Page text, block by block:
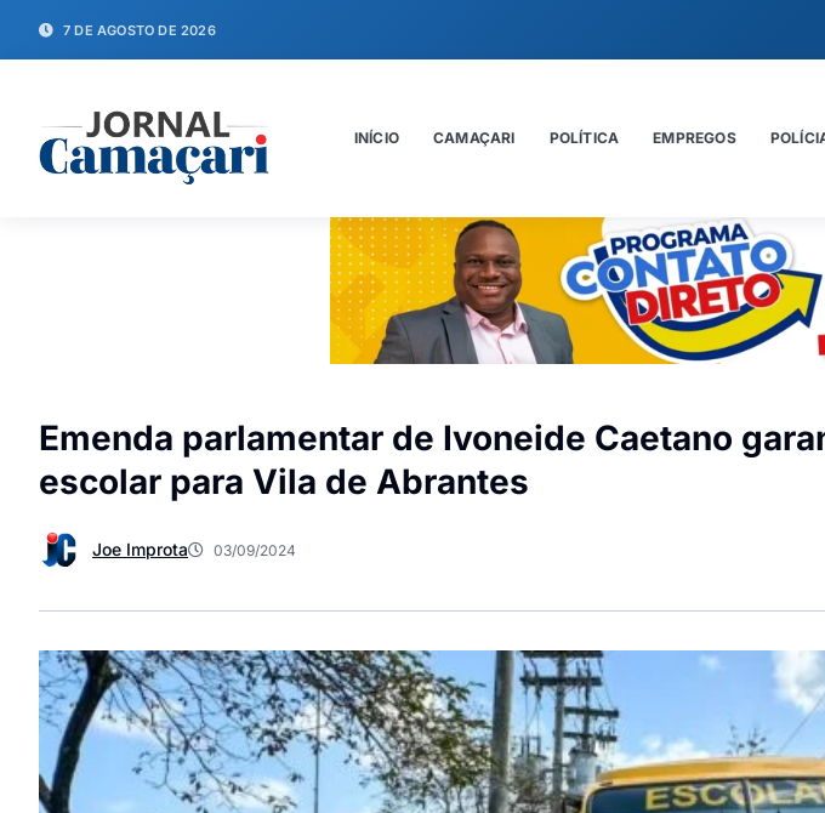
7 DE AGOSTO DE 2026
INÍCIO CAMAÇARI POLÍTICA EMPREGOS
Emenda parlamentar de Ivoneide Caetano
escolar para Vila de Abrantes
Joe Improta 03/09/2024